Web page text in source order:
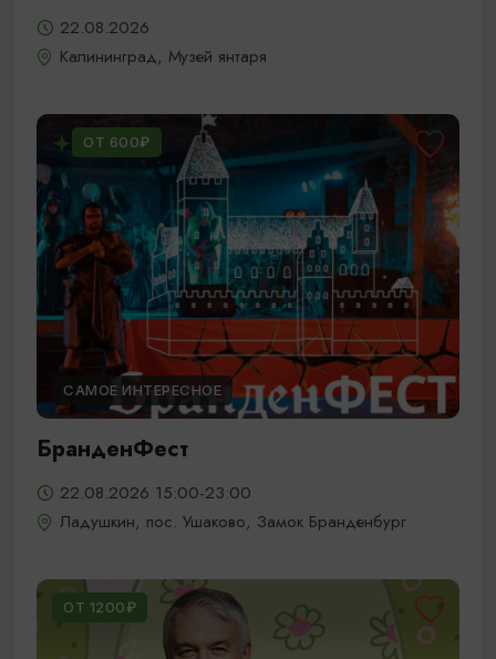
22.08.2026
Калининград, Музей янтаря
ОТ 600₽
САМОЕ ИНТЕРЕСНОЕ
БранденФест
22.08.2026 15:00-23:00
Ладушкин, пос. Ушаково, Замок Бранденбург
ОТ 1200₽